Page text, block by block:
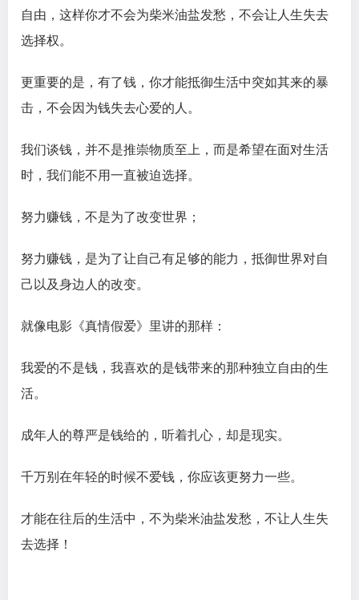
自由，这样你才不会为柴米油盐发愁，不会让人生失去
选择权。
更重要的是，有了钱，你才能抵御生活中突如其来的暴
击，不会因为钱失去心爱的人。
我们谈钱，并不是推崇物质至上，而是希望在面对生活
时，我们能不用一直被迫选择。
努力赚钱，不是为了改变世界；
努力赚钱，是为了让自己有足够的能力，抵御世界对自
己以及身边人的改变。
就像电影《真情假爱》里讲的那样：
我爱的不是钱，我喜欢的是钱带来的那种独立自由的生
活。
成年人的尊严是钱给的，听着扎心，却是现实。
千万别在年轻的时候不爱钱，你应该更努力一些。
才能在往后的生活中，不为柴米油盐发愁，不让人生失
去选择！